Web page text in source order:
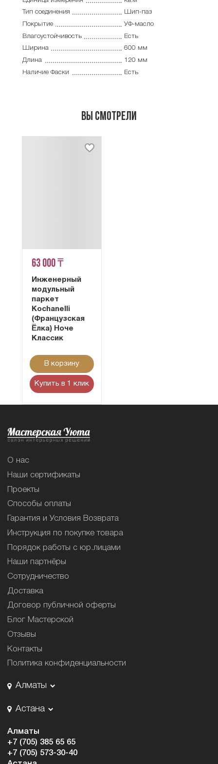
Тип соединения
Шип-паз
Покрытие
УФ-масло
Влагоустойчивость
Есть
Ширина
600 мм
Длина
120 мм
Наличие Фаски
Есть
Вы смотрели
63 000 ₸
Инженерный
модульный
паркет
Kochanelli
(Французская
Ёлка) Ноче
Классик
В корзину
Купить в 1 клик
О нас
Наши сертификаты
Проекты
Способы оплаты
Гарантия и Условия Возврата
Инструкция по покупке товара
Порядок работы с юр.лицами
Наши партнёры
Сотрудничество
Доставка
Договор публичной оферты
Блог Мастерской
Отзывы
Контакты
Политика конфиденциальности
Алматы
Астана
Алматы
+7 (705) 385 65 65
+7 (705) 573-30-40